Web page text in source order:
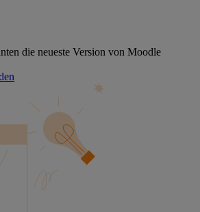
die neueste Version von Moodle